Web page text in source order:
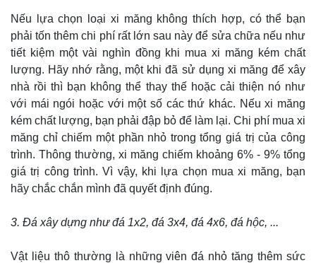
Nếu lựa chọn loại xi măng không thích hợp, có thể bạn
phải tốn thêm chi phí rất lớn sau này để sửa chữa nếu như
tiết kiệm một vài nghìn đồng khi mua xi măng kém chất
lượng. Hãy nhớ rằng, một khi đã sử dụng xi măng để xây
nhà rồi thì bạn không thể thay thế hoặc cải thiện nó như
với mái ngói hoặc với một số các thứ khác. Nếu xi măng
kém chất lượng, bạn phải đập bỏ để làm lại. Chi phí mua xi
măng chỉ chiếm một phần nhỏ trong tổng giá trị của công
trình. Thông thường, xi măng chiếm khoảng 6% - 9% tổng
giá trị công trình. Vì vậy, khi lựa chọn mua xi măng, bạn
hãy chắc chắn mình đã quyết định đúng.
3. Đá xây dựng như đá 1x2, đá 3x4, đá 4x6, đá hộc, ...
Vật liệu thô thường là những viên đá nhỏ tăng thêm sức